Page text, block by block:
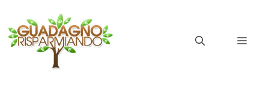
contenuto